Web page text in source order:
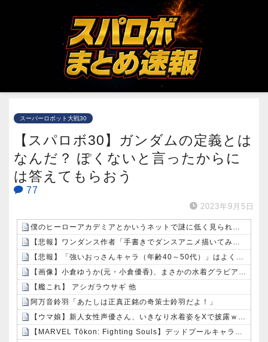
スーパーロボット大戦30
【スパロボ30】ガンダムの定義とは
なんだ？ ぽくないと言ったからに
は答えてもらおう
77
2023年9月5日
僕のヒーローアカデミアとかいうネットで謎に低く見られがちな漫画wwwwwwwwwwwwwwwwwwww
【悲報】ワンダンス作者「手書きでダンスアニメ描いてみました」←アニメの当てつけにしか見えないと話題に
【悲報】「強いおっさんキャラ（年齢40～50代）」はよくいるけど「強いおばさん」はいない…
【画像】小倉ゆうか(元・小倉優香)、まさかの水着グラビア復帰ｗｗｗｗｗ
【艦これ】 アシガラウサギ 他
阿万音鈴羽「あたしは正真正銘の奇策士鈴羽だよ！」
【ウマ娘】新人女性声優さん、いきなり水着姿をXで披露ｗｗｗｗ
【MARVEL Tōkon: Fighting Souls】デッドプールキャラクターガイド公開！！どこかで見たことのあるネタが…